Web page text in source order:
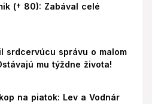
(† 80): Zabával celé
srdcervúcu správu o malom
mu týždne života!
na piatok: Lev a Vodnár